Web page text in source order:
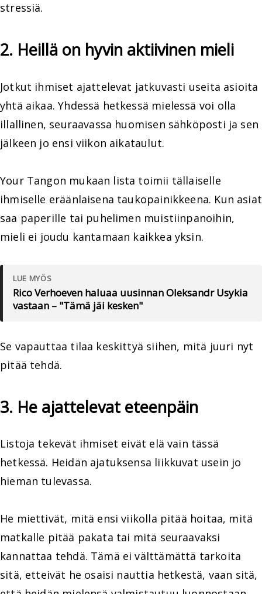
stressiä.
2. Heillä on hyvin aktiivinen mieli
Jotkut ihmiset ajattelevat jatkuvasti useita asioita
yhtä aikaa. Yhdessä hetkessä mielessä voi olla
illallinen, seuraavassa huomisen sähköposti ja sen
jälkeen jo ensi viikon aikataulut.
Your Tangon mukaan lista toimii tällaiselle
ihmiselle eräänlaisena taukopainikkeena. Kun asiat
saa paperille tai puhelimen muistiinpanoihin,
mieli ei joudu kantamaan kaikkea yksin.
LUE MYÖS
Rico Verhoeven haluaa uusinnan Oleksandr Usykia
vastaan – "Tämä jäi kesken"
Se vapauttaa tilaa keskittyä siihen, mitä juuri nyt
pitää tehdä.
3. He ajattelevat eteenpäin
Listoja tekevät ihmiset eivät elä vain tässä
hetkessä. Heidän ajatuksensa liikkuvat usein jo
hieman tulevassa.
He miettivät, mitä ensi viikolla pitää hoitaa, mitä
matkalle pitää pakata tai mitä seuraavaksi
kannattaa tehdä. Tämä ei välttämättä tarkoita
sitä, etteivät he osaisi nauttia hetkestä, vaan sitä,